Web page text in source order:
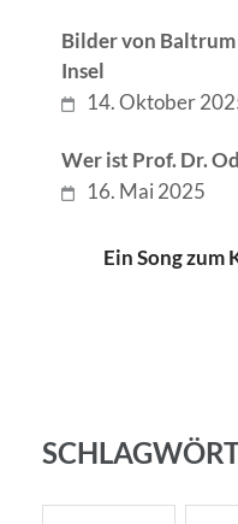
Bilder von
Insel
14. Oktober
Wer ist Prof. Dr.
16. Mai 2025
Ein Song zum